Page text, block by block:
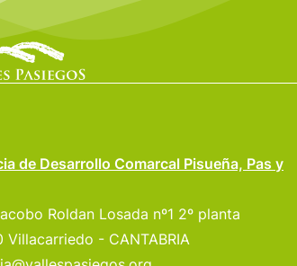
de Desarrollo Comarcal Pisueña, Pas y
Roldan Losada nº1 2º planta
Villacarriedo - CANTABRIA